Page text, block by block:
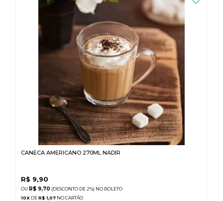
CANECA AMERICANO 270ML NADIR
R$ 9,90
R$ 9,70 (DESCONTO DE 2%) NO BOLETO
10X DE R$ 1,07